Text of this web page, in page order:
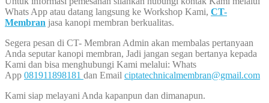
Whats App atau datang langsung ke Workshop Kami, CT-
Membran jasa kanopi membran berkualitas.
Segera pesan di CT- Membran Admin akan membalas pertanyaan
Anda seputar kanopi membran, Jadi jangan segan bertanya kepada
Kami dan bisa menghubungi Kami melalui: Whats
App 081911898181 dan Email ciptatechnicalmembran@gmail.com
Kami siap melayani Anda kapanpun dan dimanapun.